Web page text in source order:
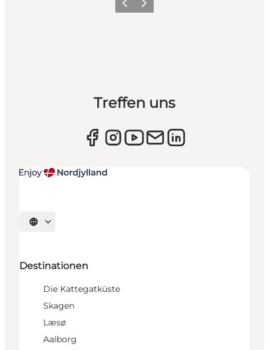
ZurückWeiter
Treffen uns
Sprache auswählen
Destinationen
Die Kattegatküste
Skagen
Læsø
Aalborg